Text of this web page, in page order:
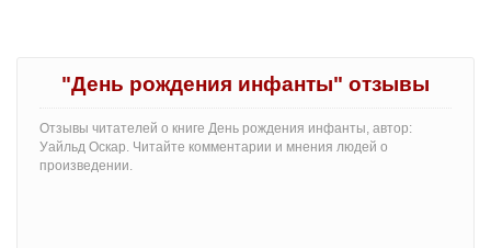
"День рождения инфанты" отзывы
Отзывы читателей о книге День рождения инфанты, автор:
Уайльд Оскар. Читайте комментарии и мнения людей о
произведении.